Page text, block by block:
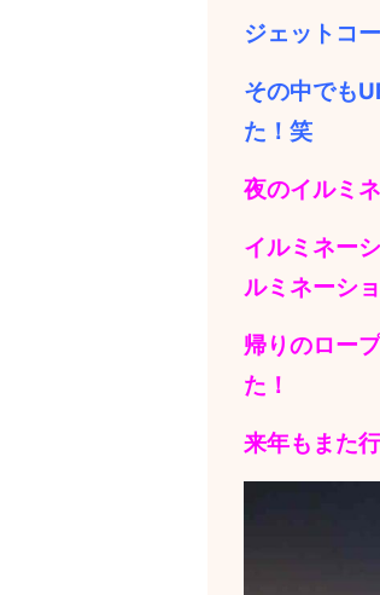
ジェットコ
その中でも
た！笑
夜のイルミ
イルミネー
ルミネーシ
帰りのロー
た！
来年もまた